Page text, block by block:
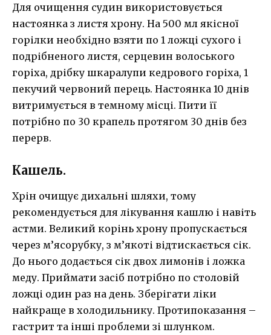
Для очищення судин використовується
настоянка з листя хрону. На 500 мл якісної
горілки необхідно взяти по 1 ложці сухого і
подрібненого листя, серцевин волоського
горіха, дрібку шкаралупи кедрового горіха, 1
пекучий червоний перець. Настоянка 10 днів
витримується в темному місці. Пити її
потрібно по 30 крапель протягом 30 днів без
перерв.
Кашель.
Хрін очищує дихальні шляхи, тому
рекомендується для лікування кашлю і навіть
астми. Великий корінь хрону пропускається
через м’ясорубку, з м’якоті відтискається сік.
До нього додається сік двох лимонів і ложка
меду. Приймати засіб потрібно по столовій
ложці один раз на день. Зберігати ліки
найкраще в холодильнику. Протипоказання –
гастрит та інші проблеми зі шлунком.